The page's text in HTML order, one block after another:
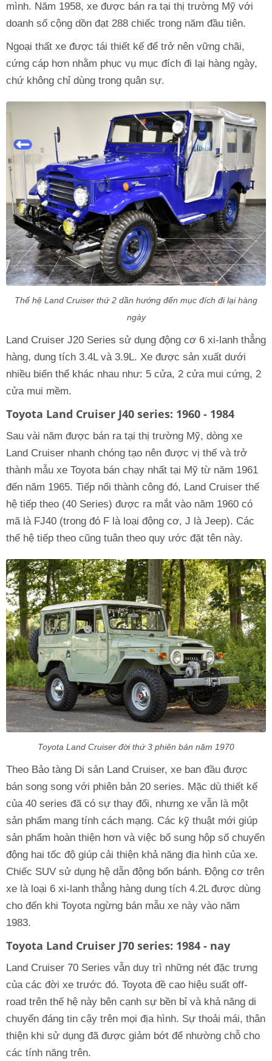
mình. Năm 1958, xe được bán ra tại thị trường Mỹ với
doanh số cộng dồn đạt 288 chiếc trong năm đầu tiên.
Ngoại thất xe được tái thiết kế để trở nên vững chãi,
cứng cáp hơn nhằm phục vụ mục đích đi lại hàng ngày,
chứ không chỉ dùng trong quân sự.
Thế hệ Land Cruiser thứ 2 dần hướng đến mục đích đi lại hàng
ngày
Land Cruiser J20 Series sử dụng động cơ 6 xi-lanh thẳng
hàng, dung tích 3.4L và 3.9L. Xe được sản xuất dưới
nhiều biến thể khác nhau như: 5 cửa, 2 cửa mui cứng, 2
cửa mui mềm.
Toyota Land Cruiser J40 series: 1960 - 1984
Sau vài năm được bán ra tại thị trường Mỹ, dòng xe
Land Cruiser nhanh chóng tạo nên được vị thế và trở
thành mẫu xe Toyota bán chạy nhất tại Mỹ từ năm 1961
đến năm 1965. Tiếp nối thành công đó, Land Cruiser thế
hệ tiếp theo (40 Series) được ra mắt vào năm 1960 có
mã là FJ40 (trong đó F là loại động cơ, J là Jeep). Các
thế hệ tiếp theo cũng tuân theo quy ước đặt tên này.
Toyota Land Cruiser đời thứ 3 phiên bản năm 1970
Theo Bảo tàng Di sản Land Cruiser, xe ban đầu được
bán song song với phiên bản 20 series. Mặc dù thiết kế
của 40 series đã có sự thay đổi, nhưng xe vẫn là một
sản phẩm mang tính cách mạng. Các kỹ thuật mới giúp
sản phẩm hoàn thiện hơn và việc bổ sung hộp số chuyển
động hai tốc độ giúp cải thiện khả năng địa hình của xe.
Chiếc SUV sử dụng hệ dẫn động bốn bánh. Động cơ trên
xe là loại 6 xi-lanh thẳng hàng dung tích 4.2L được dùng
cho đến khi Toyota ngừng bán mẫu xe này vào năm
1983.
Toyota Land Cruiser J70 series: 1984 - nay
Land Cruiser 70 Series vẫn duy trì những nét đặc trưng
của các đời xe trước đó. Toyota đề cao hiệu suất off-
road trên thế hệ này bên cạnh sự bền bỉ và khả năng di
chuyển đáng tin cậy trên mọi địa hình. Sự thoải mái, thân
thiện khi sử dụng đã được giảm bớt để nhường chỗ cho
các tính năng trên.